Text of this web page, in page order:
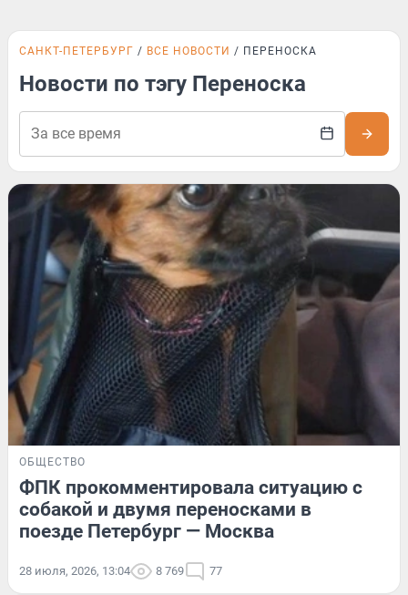
САНКТ-ПЕТЕРБУРГ ВСЕ НОВОСТИ ПЕРЕНОСКА
Новости по тэгу Переноска
ОБЩЕСТВО
ФПК прокомментировала ситуацию с
собакой и двумя переносками в
поезде Петербург — Москва
28 июля, 2026, 13:04 8 769 77